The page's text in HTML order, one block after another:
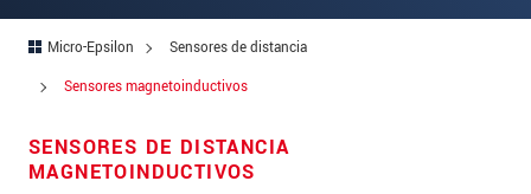
Micro-Epsilon
Sensores de distancia
Sensores magnetoinductivos
SENSORES DE DISTANCIA
MAGNETOINDUCTIVOS
Zip code
Country*